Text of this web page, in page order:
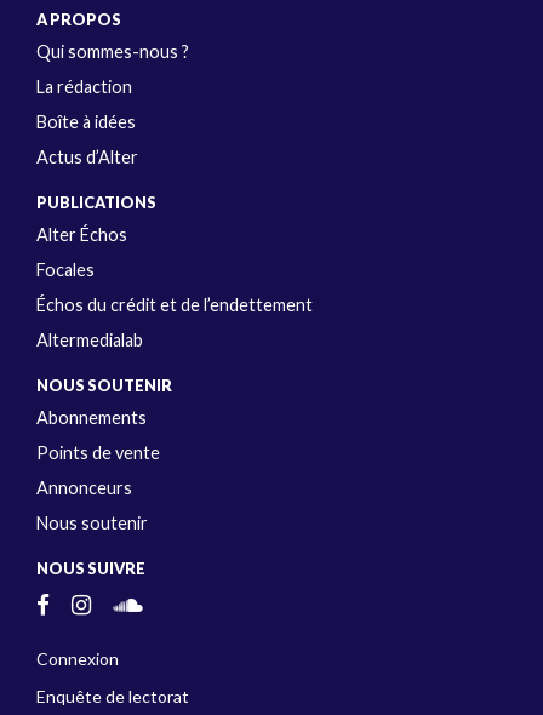
A PROPOS
Qui sommes-nous ?
La rédaction
Boîte à idées
Actus d’Alter
PUBLICATIONS
Alter Échos
Focales
Échos du crédit et de l’endettement
Altermedialab
NOUS SOUTENIR
Abonnements
Points de vente
Annonceurs
Nous soutenir
NOUS SUIVRE
Connexion
Enquête de lectorat